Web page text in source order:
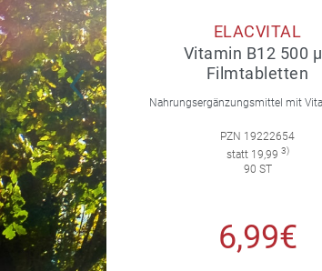
ELACVITAL
Vitamin B12 500
Filmtabletten
Nahrungsergänzungsmittel mit
PZN 19222654
statt 19,99 3)
90 ST
6,99€